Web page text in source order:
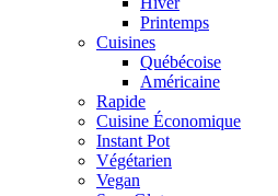
Printemps
Cuisines
Québécoise
Américaine
Rapide
Cuisine Économique
Instant Pot
Végétarien
Vegan